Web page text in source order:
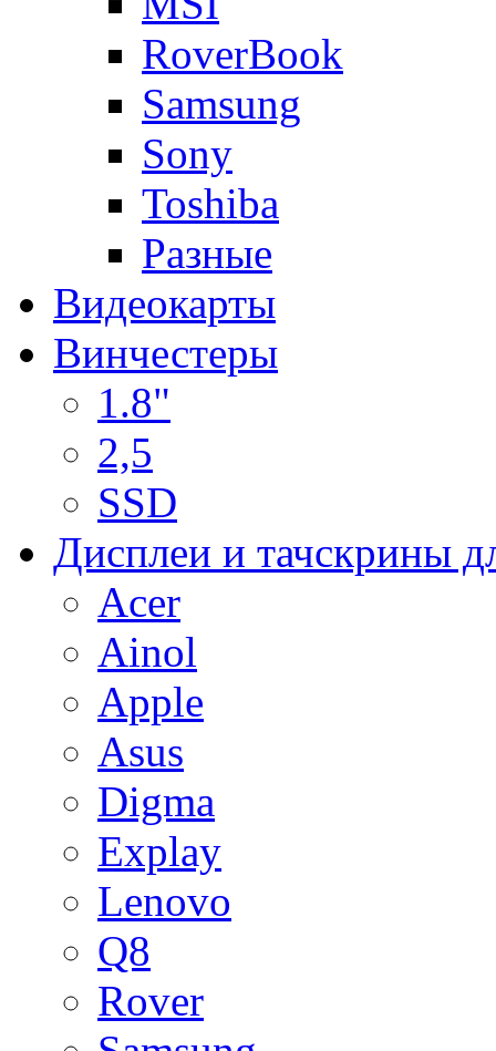
RoverBook
Samsung
Sony
Toshiba
Разные
Видеокарты
Винчестеры
1.8"
2,5
SSD
Дисплеи и тачскрины
Acer
Ainol
Apple
Asus
Digma
Explay
Lenovo
Q8
Rover